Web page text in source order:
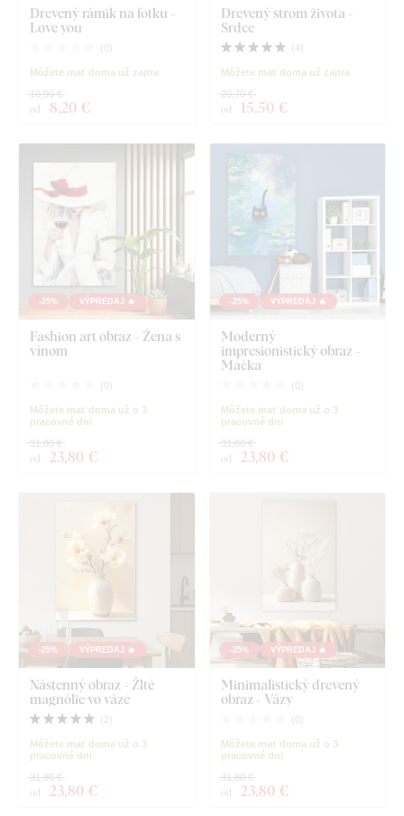
Drevený rámik na fotku -
Love you
( 0)
Môžete mať doma už zajtra
od 8,20 €
10,90 €
Drevený strom života -
Srdce
( 4)
Môžete mať doma už zajtra
od 15,50 €
20,70 €
-25% VÝPREDAJ 🔥
Fashion art obraz - Žena s
vínom
( 0)
Môžete mať doma už o 3
pracovné dni
od 23,80 €
31,80 €
-25% VÝPREDAJ 🔥
Moderný
impresionistický obraz -
Mačka
( 0)
Môžete mať doma už o 3
pracovné dni
od 23,80 €
31,80 €
-25% VÝPREDAJ 🔥
Nástenný obraz - Žlté
magnólie vo váze
( 2)
Môžete mať doma už o 3
pracovné dni
od 23,80 €
31,80 €
-25% VÝPREDAJ 🔥
Minimalistický drevený
obraz - Vázy
( 0)
Môžete mať doma už o 3
pracovné dni
od 23,80 €
31,80 €